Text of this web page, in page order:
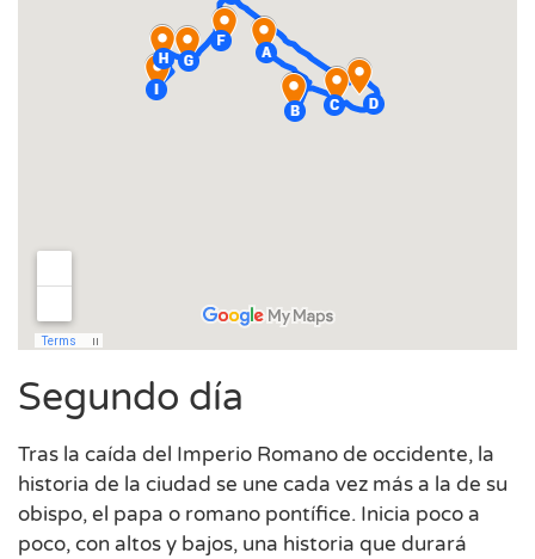
Segundo día
Tras la caída del Imperio Romano de occidente, la
historia de la ciudad se une cada vez más a la de su
obispo, el papa o romano pontífice. Inicia poco a
poco, con altos y bajos, una historia que durará